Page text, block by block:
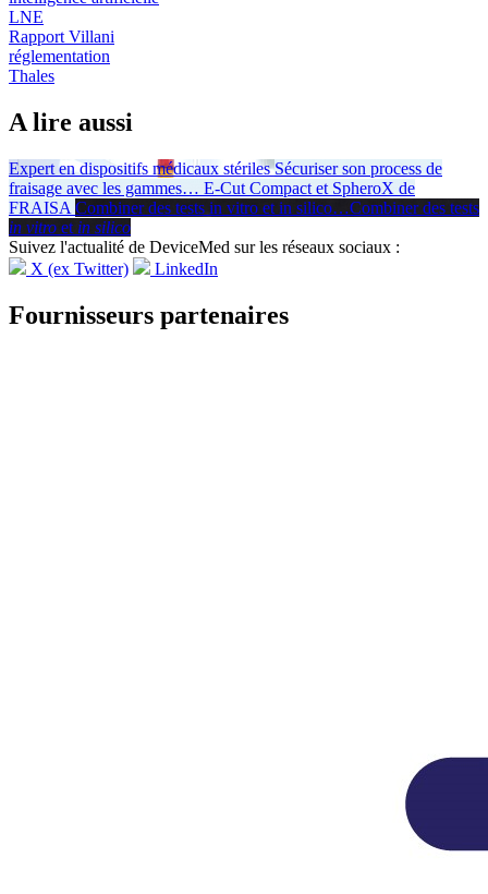
LNE
Rapport Villani
réglementation
Thales
A lire aussi
Expert en dispositifs médicaux stériles Sécuriser son process de
fraisage avec les gammes… E-Cut Compact et SpheroX de
FRAISA Combiner des tests in vitro et in silico…Combiner des tests
in vitro et in silico
Suivez l'actualité de DeviceMed sur les réseaux sociaux :
X (ex Twitter)
LinkedIn
Fournisseurs partenaires